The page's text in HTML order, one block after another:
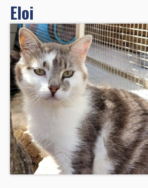
L’ÉCOLE DU CHAT
ACTUALITÉS
ADOPTER
NOUS AIDER
CONTACT
BOUTIQUE
FORUM
Eloi